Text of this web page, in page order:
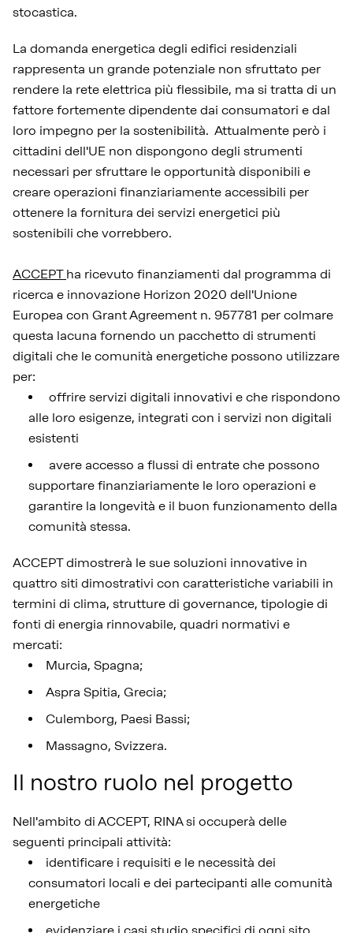
stocastica.
La domanda energetica degli edifici residenziali
rappresenta un grande potenziale non sfruttato per
rendere la rete elettrica più flessibile, ma si tratta di un
fattore fortemente dipendente dai consumatori e dal
loro impegno per la sostenibilità. Attualmente però i
cittadini dell'UE non dispongono degli strumenti
necessari per sfruttare le opportunità disponibili e
creare operazioni finanziariamente accessibili per
ottenere la fornitura dei servizi energetici più
sostenibili che vorrebbero.
ACCEPT ha ricevuto finanziamenti dal programma di
ricerca e innovazione Horizon 2020 dell'Unione
Europea con Grant Agreement n. 957781 per colmare
questa lacuna fornendo un pacchetto di strumenti
digitali che le comunità energetiche possono utilizzare
per:
offrire servizi digitali innovativi e che rispondono
alle loro esigenze, integrati con i servizi non digitali
esistenti
avere accesso a flussi di entrate che possono
supportare finanziariamente le loro operazioni e
garantire la longevità e il buon funzionamento della
comunità stessa.
ACCEPT dimostrerà le sue soluzioni innovative in
quattro siti dimostrativi con caratteristiche variabili in
termini di clima, strutture di governance, tipologie di
fonti di energia rinnovabile, quadri normativi e
mercati:
Murcia, Spagna;
Aspra Spitia, Grecia;
Culemborg, Paesi Bassi;
Massagno, Svizzera.
Il nostro ruolo nel progetto
Nell'ambito di ACCEPT, RINA si occuperà delle
seguenti principali attività:
identificare i requisiti e le necessità dei
consumatori locali e dei partecipanti alle comunità
energetiche